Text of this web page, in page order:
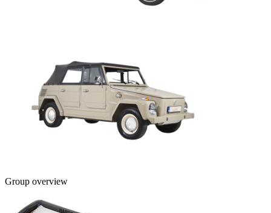
Group overview